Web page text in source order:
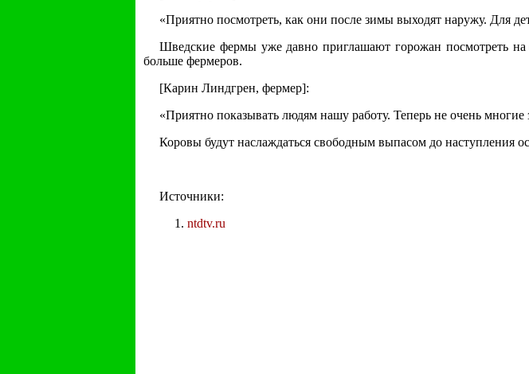
«Приятно посмотреть, как они после зимы выходят наружу. Для
Шведские фермы уже давно приглашают горожан посмотреть
больше фермеров.
[Карин Линдгрен, фермер]:
«Приятно показывать людям нашу работу. Теперь не очень многие
Коровы будут наслаждаться свободным выпасом до наступления
Источники:
ntdtv.ru